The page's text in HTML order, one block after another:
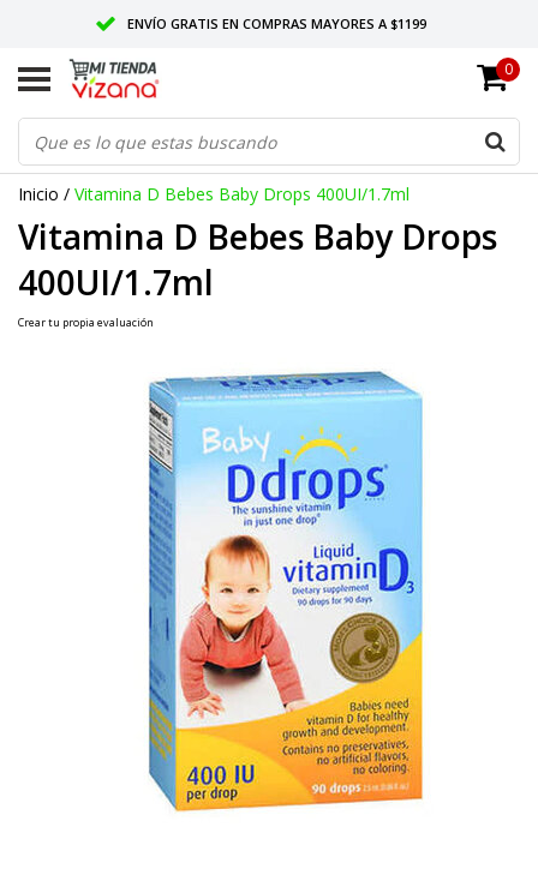
ENVÍO GRATIS EN COMPRAS MAYORES A $1199
CALIDAD VIZANA GARANTIZADA
0
Inicio / Vitamina D Bebes Baby Drops 400UI/1.7ml
Vitamina D Bebes Baby Drops
400UI/1.7ml
Crear tu propia evaluación